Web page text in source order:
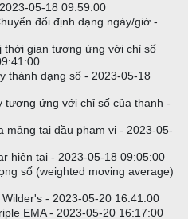
05-18 09:59:00
đổi định dạng ngày/giờ -
thời gian tương ứng với chỉ số
thành dạng số - 2023-05-18
tương ứng với chỉ số của thanh -
mảng tại đầu phạm vi - 2023-05-
hiện tại - 2023-05-18 09:05:00
số (weighted moving average)
- 2023-05-20 16:41:00
EMA - 2023-05-20 16:17:00